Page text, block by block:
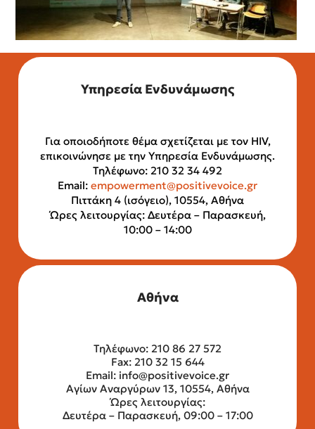
Υπηρεσία Ενδυνάμωσης
Για οποιοδήποτε θέμα σχετίζεται με τον HIV,
επικοινώνησε με την Υπηρεσία Ενδυνάμωσης.
Τηλέφωνο: 210 32 34 492
Email: empowerment@positivevoice.gr
Πιττάκη 4 (ισόγειο), 10554, Αθήνα
Ώρες λειτουργίας: Δευτέρα – Παρασκευή,
10:00 – 14:00
Αθήνα
Τηλέφωνο: 210 86 27 572
Fax: 210 32 15 644
Email: info@positivevoice.gr
Αγίων Αναργύρων 13, 10554, Αθήνα
Ώρες λειτουργίας:
Δευτέρα – Παρασκευή, 09:00 – 17:00